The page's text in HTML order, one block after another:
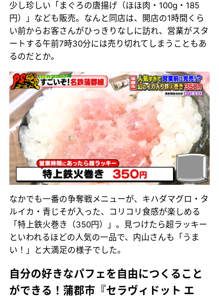
少し珍しい「まぐろの唐揚げ（ほほ肉・100g・185
円）」なども販売。なんと同店は、開店の1時間くら
い前からお客さんがひっきりなしに訪れ、営業がスタ
ートする午前7時30分には売り切れてしまうこともあ
るのだとか。
なかでも一番の争奪戦メニューが、キハダマグロ・タ
ルイカ・青じそが入った、コリコリ食感が楽しめる
「特上鉄火巻き（350円）」。見つけたら超ラッキー
といわれるほどの人気の一品で、内山さんも「うま
い！」と大満足の様子でした。
自分の好きなパフェを自由につくること
ができる！蒲郡市『セラヴィドット エ